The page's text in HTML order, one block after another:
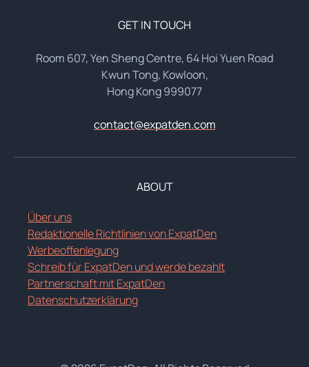
GET IN TOUCH
Room 607, Yen Sheng Centre, 64 Hoi Yuen Road
Kwun Tong, Kowloon,
Hong Kong 999077
contact@expatden.com
ABOUT
Über uns
Redaktionelle Richtlinien von ExpatDen
Werbeoffenlegung
Schreib für ExpatDen und werde bezahlt
Partnerschaft mit ExpatDen
Datenschutzerklärung